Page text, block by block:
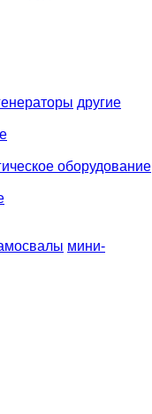
другие
оборудование
мини-